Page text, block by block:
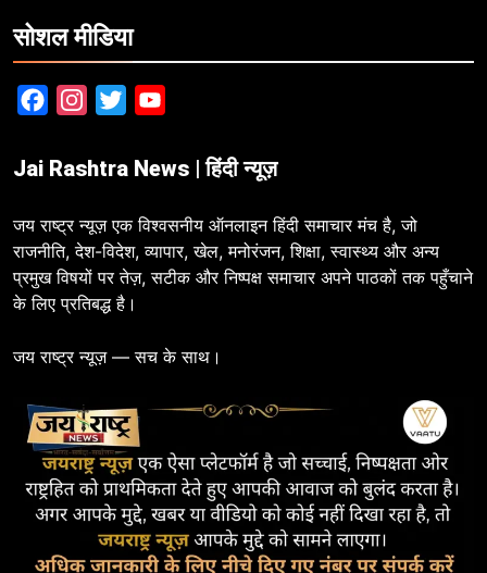
सोशल मीडिया
FacebookInstagram
Twitter
Jai Rashtra News | हिंदी न्यूज़
जय राष्ट्र न्यूज़ एक विश्वसनीय ऑनलाइन हिंदी समाचार मंच है, जो
राजनीति, देश-विदेश, व्यापार, खेल, मनोरंजन, शिक्षा, स्वास्थ्य और अन्य
प्रमुख विषयों पर तेज़, सटीक और निष्पक्ष समाचार अपने पाठकों तक पहुँचाने
के लिए प्रतिबद्ध है।
जय राष्ट्र न्यूज़ — सच के साथ।